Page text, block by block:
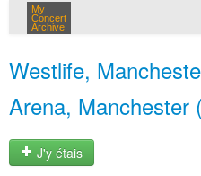
My
Concert
Archive
Westlife,
Arena, Manchester
J'y étais